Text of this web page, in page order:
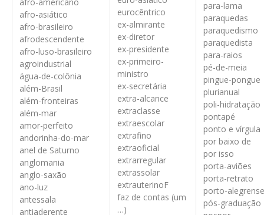
afro-asiático
afro-brasileiro
afrodescendente
afro-luso-brasileiro
agroindustrial
água-de-colônia
além-Brasil
além-fronteiras
além-mar
amor-perfeito
andorinha-do-mar
anel de Saturno
anglomania
anglo-saxão
ano-luz
antessala
antiaderente
eurocêntrico
ex-almirante
ex-diretor
ex-presidente
ex-primeiro-
ministro
ex-secretária
extra-alcance
extraclasse
extraescolar
extrafino
extraoficial
extrarregular
extrassolar
extrauterinoF
faz de contas (um
…)
para-lama
paraquedas
paraquedismo
paraquedista
para-raios
pé-de-meia
pingue-pongue
plurianual
poli-hidratação
pontapé
ponto e vírgula
por baixo de
por isso
porta-aviões
porta-retrato
porto-alegrense
pós-graduação